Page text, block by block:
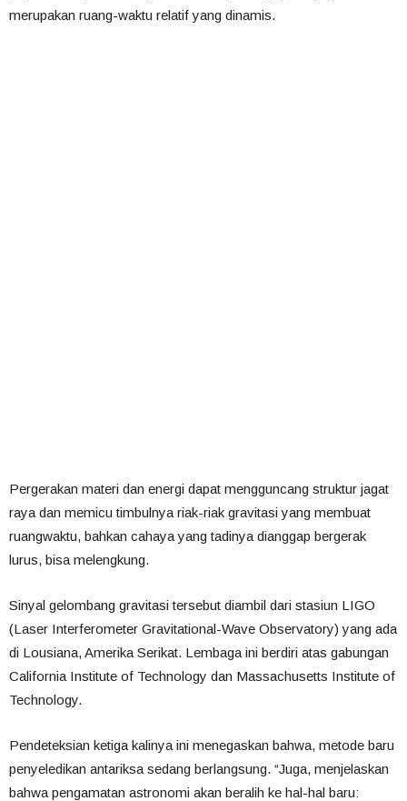
merupakan ruang-waktu relatif yang dinamis.
Pergerakan materi dan energi dapat mengguncang struktur jagat
raya dan memicu timbulnya riak-riak gravitasi yang membuat
ruangwaktu, bahkan cahaya yang tadinya dianggap bergerak
lurus, bisa melengkung.
Sinyal gelombang gravitasi tersebut diambil dari stasiun LIGO
(Laser Interferometer Gravitational-Wave Observatory) yang ada
di Lousiana, Amerika Serikat. Lembaga ini berdiri atas gabungan
California Institute of Technology dan Massachusetts Institute of
Technology.
Pendeteksian ketiga kalinya ini menegaskan bahwa, metode baru
penyeledikan antariksa sedang berlangsung. “Juga, menjelaskan
bahwa pengamatan astronomi akan beralih ke hal-hal baru: